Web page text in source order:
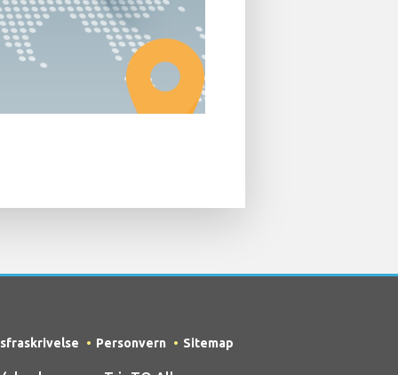
Personvern Sitemap